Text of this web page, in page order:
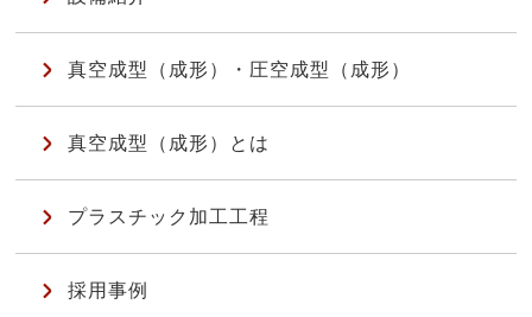
真空成型（成形）・圧空成型（成形）
真空成型（成形）とは
プラスチック加工工程
採用事例